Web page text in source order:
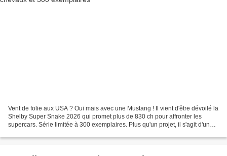
Vent de folie aux USA ? Oui mais avec une Mustang ! Il vient d'être dévoilé la
Shelby Super Snake 2026 qui promet plus de 830 ch pour affronter les
supercars. Série limitée à 300 exemplaires. Plus qu'un projet, il s'agit d'un